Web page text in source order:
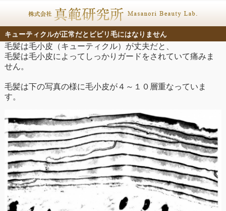
キューティクルが正常だとビビリ毛にはなりません
毛髪は毛小皮（キューティクル）が丈夫だと、
毛髪は毛小皮によってしっかりガードをされていて痛みま
せん。
毛髪は下の写真の様に毛小皮が４～１０層重なっていま
す。